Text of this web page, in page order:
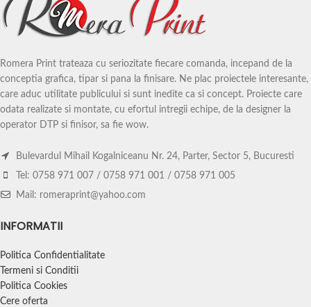
Romera Print trateaza cu seriozitate fiecare comanda, incepand de la
conceptia grafica, tipar si pana la finisare. Ne plac proiectele interesante,
care aduc utilitate publicului si sunt inedite ca si concept. Proiecte care
odata realizate si montate, cu efortul intregii echipe, de la designer la
operator DTP si finisor, sa fie wow.
Bulevardul Mihail Kogalniceanu Nr. 24, Parter, Sector 5, Bucuresti
Tel: 0758 971 007 / 0758 971 001 / 0758 971 005
Mail: romeraprint@yahoo.com
INFORMATII
Politica Confidentialitate
Termeni si Conditii
Politica Cookies
Cere oferta